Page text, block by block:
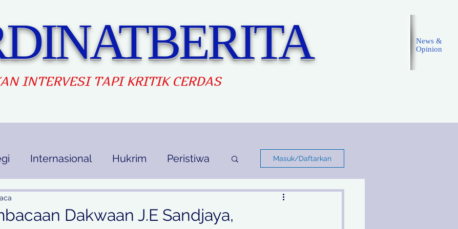
INTERVESI TAPI KRITIK CERDAS
News &
Opinion
Internasional Hukrim Peristiwa Masuk/Daftarkan
Dakwaan J.E Sandjaya,